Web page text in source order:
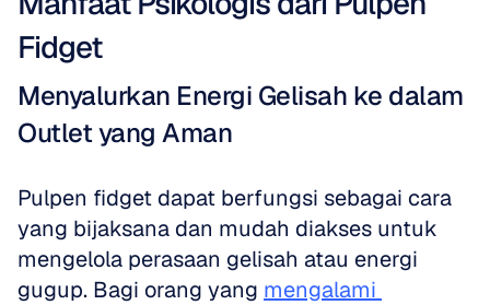
Fidget
Menyalurkan Energi Gelisah ke dalam
Outlet yang Aman
Pulpen fidget dapat berfungsi sebagai cara
yang bijaksana dan mudah diakses untuk
mengelola perasaan gelisah atau energi
gugup. Bagi orang yang mengalami